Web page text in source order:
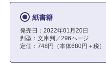
紙書籍
発売日：2022年01月20日
判型：文庫判／296ページ
定価：748円（本体680円＋税）